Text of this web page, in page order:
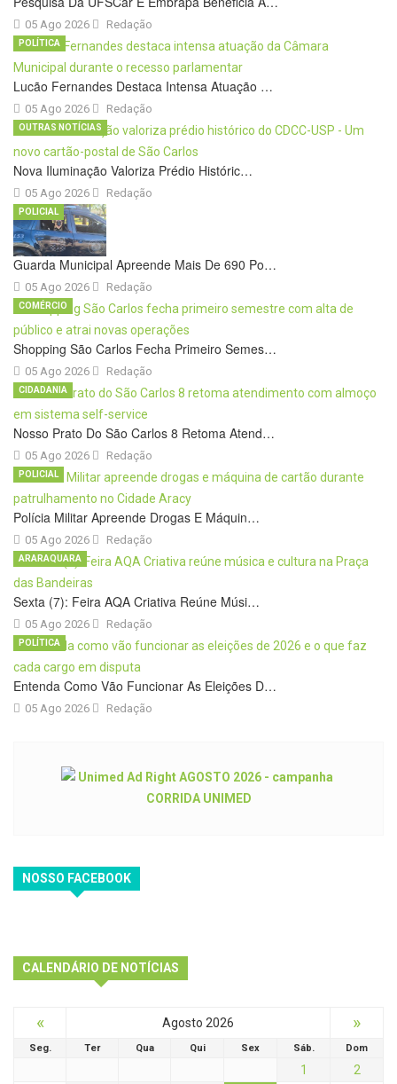
05 Ago 2026 Redação
Lucão Fernandes Destaca Intensa Atuação …
05 Ago 2026
POLÍTICA
Redação
Nova Iluminação Valoriza Prédio Históric…
05 Ago 2026
OUTRAS NOTÍCIAS
Redação
Guarda Municipal Apreende Mais De 690 Po…
05 Ago 2026
POLICIAL
Redação
Shopping São Carlos Fecha Primeiro Semes…
05 Ago 2026
COMÉRCIO
Redação
Nosso Prato Do São Carlos 8 Retoma Atend…
05 Ago 2026
CIDADANIA
Redação
Polícia Militar Apreende Drogas E Máquin…
05 Ago 2026
POLICIAL
Redação
Sexta (7): Feira AQA Criativa Reúne Músi…
05 Ago 2026
ARARAQUARA
Redação
Entenda Como Vão Funcionar As Eleições D…
05 Ago 2026
POLÍTICA
Redação
NOSSO FACEBOOK
CALENDÁRIO DE NOTÍCIAS
« Agosto 2026 »
Seg. Ter Qua Qui Sex Sáb. Dom
1
2